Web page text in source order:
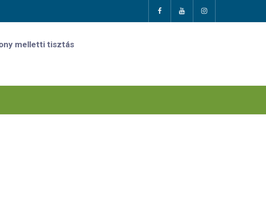
melletti tisztás